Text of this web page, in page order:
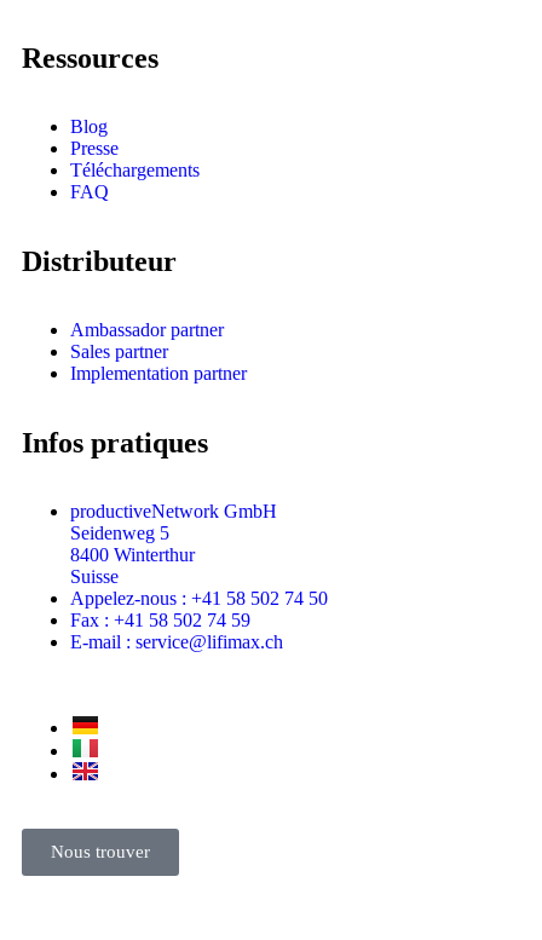
Ressources
Blog
Presse
Téléchargements
FAQ
Distributeur
Ambassador partner
Sales partner
Implementation partner
Infos pratiques
productiveNetwork GmbH
Seidenweg 5
8400 Winterthur
Suisse
Appelez-nous : +41 58 502 74 50
Fax : +41 58 502 74 59
E-mail : service@lifimax.ch
Nous trouver